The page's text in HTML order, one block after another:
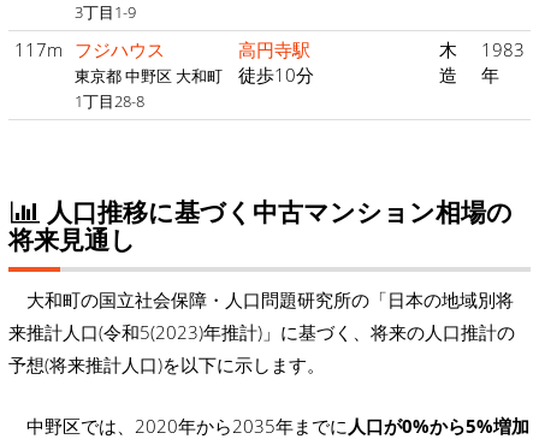
3丁目1-9
117m フジハウス
東京都 中野区 大和町
1丁目28-8
高円寺駅
徒歩10分
木
造
1983
年
人口推移に基づく中古マンション相場の
将来見通し
大和町の国立社会保障・人口問題研究所の「日本の地域別将
来推計人口(令和5(2023)年推計)」に基づく、将来の人口推計の
予想(将来推計人口)を以下に示します。
中野区では、2020年から2035年までに 人口が0%から5%増加